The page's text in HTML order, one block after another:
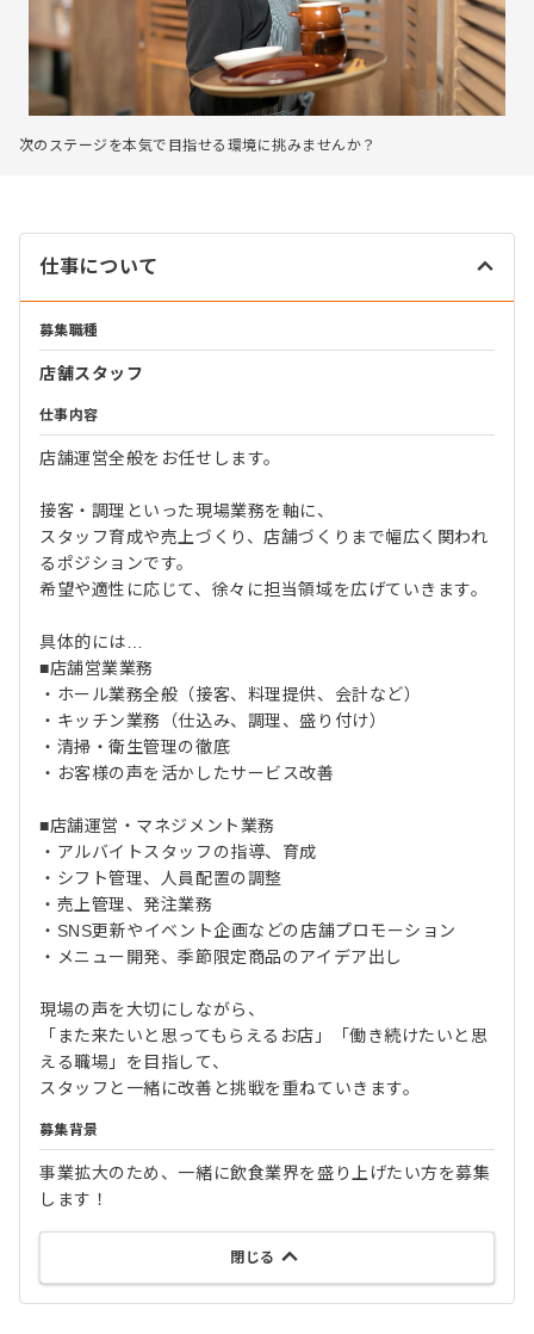
次のステージを本気で目指せる環境に挑みませんか？
仕事について
募集職種
店舗スタッフ
仕事内容
店舗運営全般をお任せします。
接客・調理といった現場業務を軸に、
スタッフ育成や売上づくり、店舗づくりまで幅広く関われ
るポジションです。
希望や適性に応じて、徐々に担当領域を広げていきます。
具体的には…
■店舗営業業務
・ホール業務全般（接客、料理提供、会計など）
・キッチン業務（仕込み、調理、盛り付け）
・清掃・衛生管理の徹底
・お客様の声を活かしたサービス改善
■店舗運営・マネジメント業務
・アルバイトスタッフの指導、育成
・シフト管理、人員配置の調整
・売上管理、発注業務
・SNS更新やイベント企画などの店舗プロモーション
・メニュー開発、季節限定商品のアイデア出し
現場の声を大切にしながら、
「また来たいと思ってもらえるお店」「働き続けたいと思
える職場」を目指して、
スタッフと一緒に改善と挑戦を重ねていきます。
募集背景
事業拡大のため、一緒に飲食業界を盛り上げたい方を募集
します！
閉じる